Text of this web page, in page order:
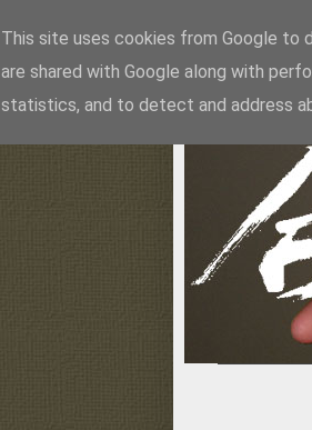
This site uses cookies from Google to
are shared with Google along with
statistics, and to detect and address